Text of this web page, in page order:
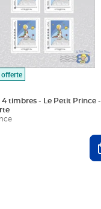
timbres - Le Petit Prince -